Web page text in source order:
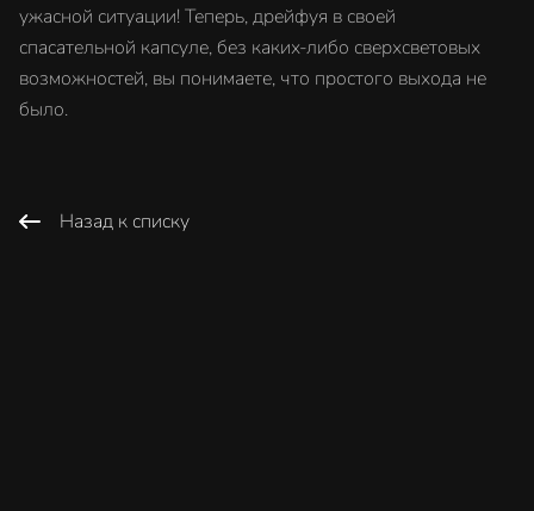
ужасной ситуации! Теперь, дрейфуя в своей
спасательной капсуле, без каких-либо сверхсветовых
возможностей, вы понимаете, что простого выхода не
было.
Назад к списку